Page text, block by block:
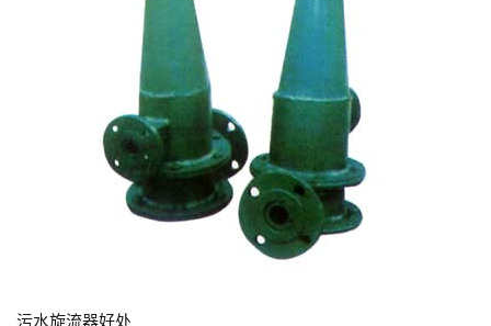
污水旋流器好处